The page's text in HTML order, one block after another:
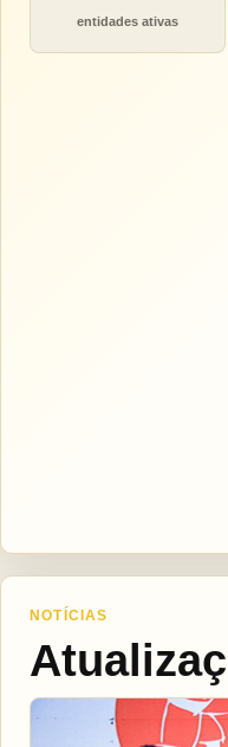
entidades ativas
NOTÍCIAS